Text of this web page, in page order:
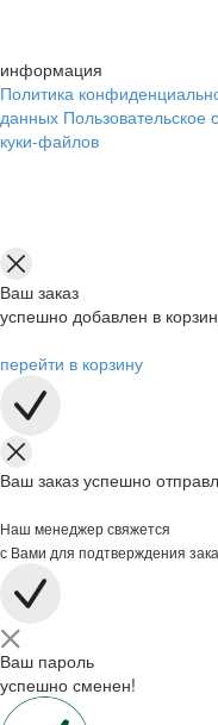
информация
Политика
данных Пользовательское
куки-файлов
Ваш заказ
успешно добавлен в
перейти в корзину
Ваш заказ успешно
Наш менеджер свяжется
с Вами для подтверждения
Ваш пароль
успешно сменен!